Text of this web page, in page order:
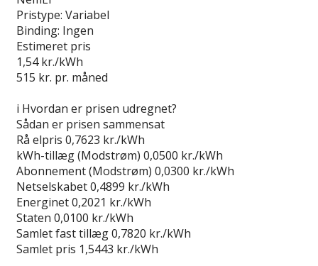
Pristype: Variabel
Binding: Ingen
Estimeret pris
1,54 kr./kWh
515 kr. pr. måned
i Hvordan er prisen udregnet?
Sådan er prisen sammensat
Rå elpris 0,7623 kr./kWh
kWh-tillæg (Modstrøm) 0,0500 kr./kWh
Abonnement (Modstrøm) 0,0300 kr./kWh
Netselskabet0,4899 kr./kWh
Energinet0,2021 kr./kWh
Staten 0,0100 kr./kWh
Samlet fast tillæg0,7820 kr./kWh
Samlet pris 1,5443 kr./kWh